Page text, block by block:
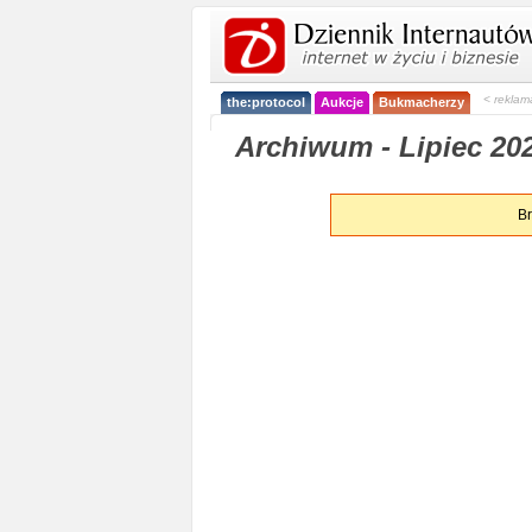
the:protocol Aukcje Bukmacherzy <
Archiwum - Lipiec